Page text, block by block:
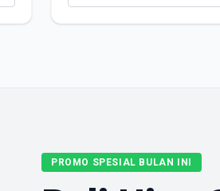
PROMO SPESIAL BULAN INI